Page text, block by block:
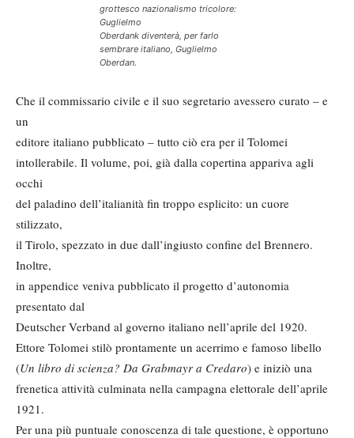
grottesco nazionalismo tricolore:
Guglielmo
Oberdank diventerà, per farlo
sembrare italiano, Guglielmo
Oberdan.
Che il commissario civile e il suo segretario avessero curato – e
un
editore italiano pubblicato – tutto ciò era per il Tolomei
intollerabile. Il volume, poi, già dalla copertina appariva agli
occhi
del paladino dell’italianità fin troppo esplicito: un cuore
stilizzato,
il Tirolo, spezzato in due dall’ingiusto confine del Brennero.
Inoltre,
in appendice veniva pubblicato il progetto d’autonomia
presentato dal
Deutscher Verband al governo italiano nell’aprile del 1920.
Ettore Tolomei stilò prontamente un acerrimo e famoso libello
(Un libro di scienza? Da Grabmayr a Credaro) e iniziò una
frenetica attività culminata nella campagna elettorale dell’aprile
1921.
Per una più puntuale conoscenza di tale questione, è opportuno